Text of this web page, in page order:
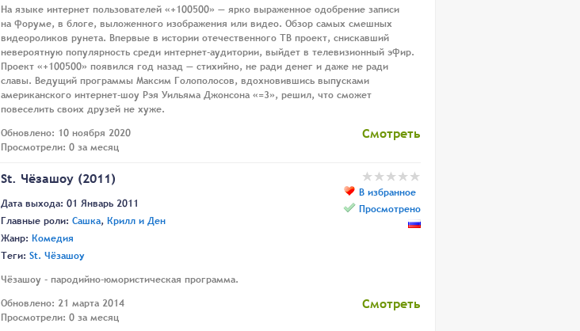
На языке интернет пользователей «+100500» — ярко выраженное одобрение записи
на форуме, в блоге, выложенного изображения или видео. Обзор самых смешных
видеороликов рунета. Впервые в истории отечественного ТВ проект, снискавший
невероятную популярность среди интернет-аудитории, выйдет в телевизионный эфир.
Проект «+100500» появился год назад — стихийно, не ради денег и даже не ради
славы. Ведущий программы Максим Голополосов, вдохновившись выпусками
американского интернет-шоу Рэя Уильяма Джонсона «=3», решил, что сможет
повеселить своих друзей не хуже.
Обновлено: 10 ноября 2020
Просмотрели: 0 за месяц
Смотреть
В избранное
Просмотрено
St. Чёзашоу (2011)
Дата выхода: 01 Январь 2011
Главные роли: Сашка, Крилл и Ден
Жанр: Комедия
Теги: St. Чёзашоу
Чёзашоу - пародийно-юмористическая программа.
Обновлено: 21 марта 2014
Просмотрели: 0 за месяц
Смотреть